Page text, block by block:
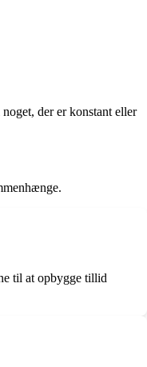
der er konstant eller
til at opbygge tillid